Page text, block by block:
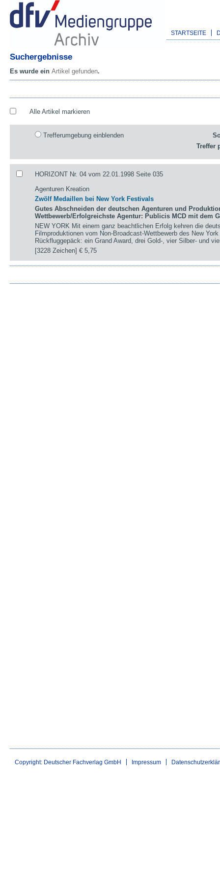
STARTSEITE
Suchergebnisse
Es wurde ein Artikel gefunden.
Alle Artikel markieren
Trefferumgebung einblenden
Treffer
HORIZONT Nr. 04 vom 22.01.1998 Seite 035
Agenturen Kreation
Zwölf Medaillen bei New York Festivals
Gutes Abschneiden der deutschen Agenturen und
Wettbewerb/Erfolgreichste Agentur: Publicis MCD mit dem
NEW YORK Mit einem ganz beachtlichen Erfolg kehren die
Filmproduktionen vom Non-Broadcast-Wettbewerb des New
Rückfluggepäck: ein Grand Award, drei Gold-, vier Silber- und
[3228 Zeichen]€ 5,75
Copyright: Deutscher Fachverlag GmbH Impressum